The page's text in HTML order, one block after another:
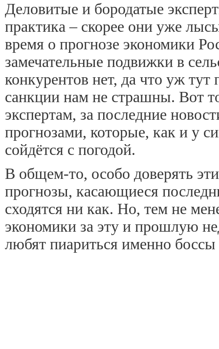
Деловитые и бородатые
практика – скорее они уже
время о прогнозе экономики
замечательные подвижки в
конкурентов нет, да что уж
санкции нам не страшны. Вот
экспертам, за последние
прогнозами, которые, как и у
сойдётся с погодой.
В общем-то, особо доверять
прогнозы, касающиеся
сходятся ни как. Но, тем не
экономики за эту и прошлую
любят пиариться именно боссы